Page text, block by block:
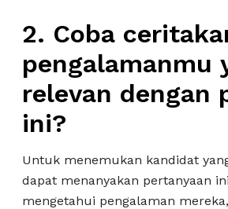
2. Coba
pengalamanmu
relevan dengan
ini?
Untuk menemukan kandidat
dapat menanyakan pertanyaan
mengetahui pengalaman